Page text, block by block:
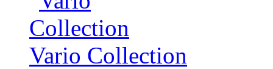
Vario Collection